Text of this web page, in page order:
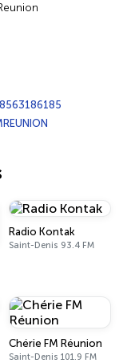
Radio Kontak
Saint-Denis 93.4 FM
Chérie FM Réunion
Saint-Denis 101.9 FM